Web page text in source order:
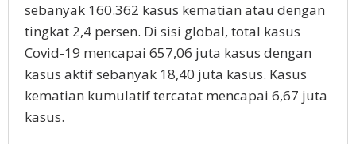
sebanyak 160.362 kasus kematian atau dengan
tingkat 2,4 persen. Di sisi global, total kasus
Covid-19 mencapai 657,06 juta kasus dengan
kasus aktif sebanyak 18,40 juta kasus. Kasus
kematian kumulatif tercatat mencapai 6,67 juta
kasus.